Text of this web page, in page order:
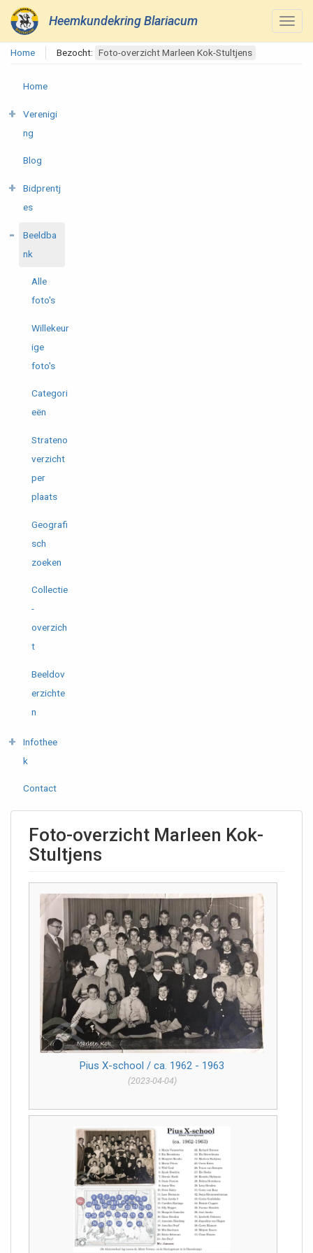
Heemkundekring Blariacum
Home Bezocht: Foto-overzicht Marleen Kok-Stultjens
Home
Verenigi
ng
Blog
Bidprentj
es
Beeldba
nk
Alle
foto's
Willekeur
ige
foto's
Categori
eën
Strateno
verzicht
per
plaats
Geografi
sch
zoeken
Collectie
-
overzich
t
Beeldov
erzichte
n
Infothee
k
Contact
Foto-overzicht Marleen Kok-
Stultjens
Pius X-school / ca. 1962 - 1963
(2023-04-04)